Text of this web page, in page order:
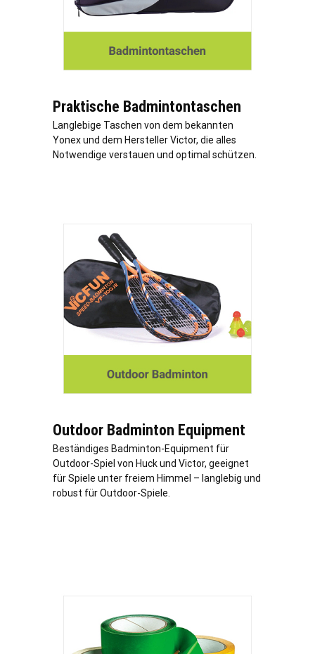
Praktische Badmintontaschen
Langlebige Taschen von dem bekannten
Yonex und dem Hersteller Victor, die alles
Notwendige verstauen und optimal schützen.
Outdoor Badminton Equipment
Beständiges Badminton-Equipment für
Outdoor-Spiel von Huck und Victor, geeignet
für Spiele unter freiem Himmel – langlebig und
robust für Outdoor-Spiele.